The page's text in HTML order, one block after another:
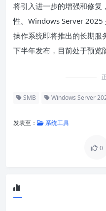
将引入进一步的增强和修复
性。 Windows Server
操作系统即将推出的长期服
下半年发布，目前处于预览
SMB Windows Server
发表至： 系统工具
0